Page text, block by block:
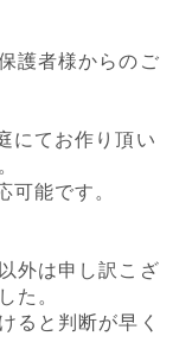
護者様からのご
にてお作り頂い
可能です。
外は申し訳こざ
た。
ると判断が早く